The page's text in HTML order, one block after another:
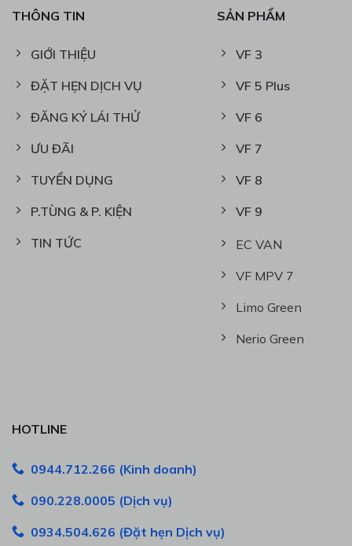
THÔNG TIN
GIỚI THIỆU
ĐẶT HẸN DỊCH VỤ
ĐĂNG KÝ LÁI THỬ
ƯU ĐÃI
TUYỂN DỤNG
P.TÙNG & P. KIỆN
TIN TỨC
SẢN PHẨM
VF 3
VF 5 Plus
VF 6
VF 7
VF 8
VF 9
EC VAN
VF MPV 7
Limo Green
Nerio Green
HOTLINE
0944.712.266 (Kinh doanh)
090.228.0005 (Dịch vụ)
0934.504.626 (Đặt hẹn Dịch vụ)